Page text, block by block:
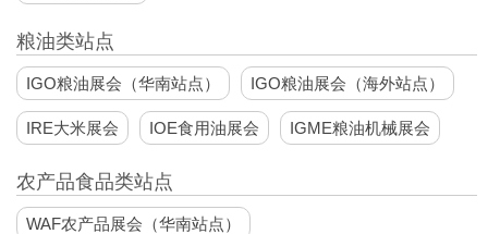
粮油类站点
IGO粮油展会（华南站点） IGO粮油展会（海外站点）
IRE大米展会 IOE食用油展会 IGME粮油机械展会
农产品食品类站点
WAF农产品展会（华南站点）